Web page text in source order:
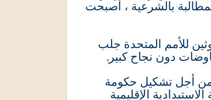
بالشرعية ، أصبحت
للأمم المتحدة جلب
دون نجاح كبير.
من أجل تشكيل حكومة
الإقليمية